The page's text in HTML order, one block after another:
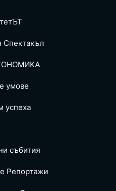
Спектакъл
умове
успеха
събития
Репoртажи